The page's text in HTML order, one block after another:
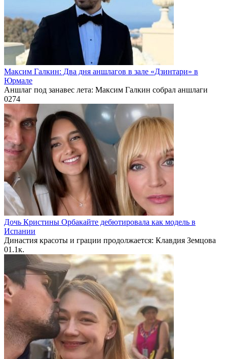
Максим Галкин: Два дня аншлагов в зале «Дзинтари» в
Юрмале
Аншлаг под занавес лета: Максим Галкин собрал аншлаги
0274
Дочь Кристины Орбакайте дебютировала как модель в
Испании
Династия красоты и грации продолжается: Клавдия Земцова
01.1к.